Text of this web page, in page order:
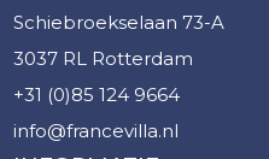
Schiebroekselaan 73-A
3037 RL Rotterdam
+31 (0)85 124 9664
info@francevilla.nl